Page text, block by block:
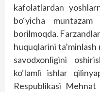
kafolatlardan
bo‘yicha
borilmoqda.
huquqlarini
savodxonligini
ko‘lamli ishlar
Respublikasi Mehnat